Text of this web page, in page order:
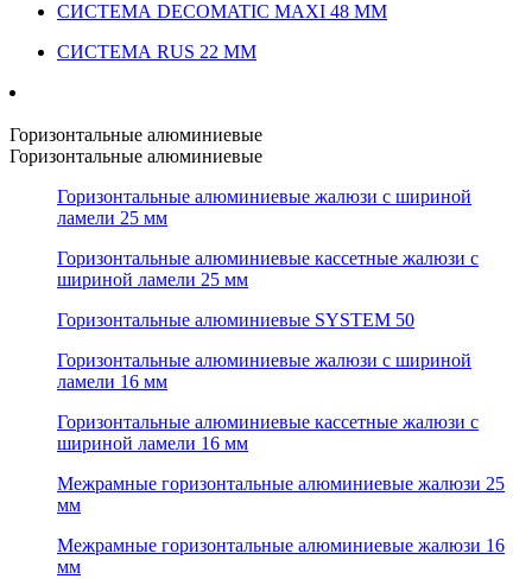
СИСТЕМА DECOMATIC MAXI 48 ММ
СИСТЕМА RUS 22 ММ
Горизонтальные алюминиевые
Горизонтальные алюминиевые
Горизонтальные алюминиевые жалюзи с шириной
ламели 25 мм
Горизонтальные алюминиевые кассетные жалюзи с
шириной ламели 25 мм
Горизонтальные алюминиевые SYSTEM 50
Горизонтальные алюминиевые жалюзи с шириной
ламели 16 мм
Горизонтальные алюминиевые кассетные жалюзи с
шириной ламели 16 мм
Межрамные горизонтальные алюминиевые жалюзи 25
мм
Межрамные горизонтальные алюминиевые жалюзи 16
мм